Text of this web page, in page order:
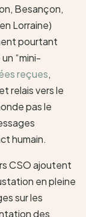
Besançon,
Lorraine)
pourtant
“mini-
reçues,
relais vers le
pas le
humain.
CSO ajoutent
en pleine
sur les
des